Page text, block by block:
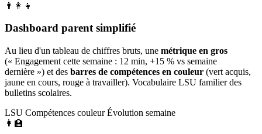
👨‍👩‍👧
Dashboard parent simplifié
Au lieu d'un tableau de chiffres bruts, une métrique en gros
(« Engagement cette semaine : 12 min, +15 % vs semaine
dernière ») et des barres de compétences en couleur (vert acquis,
jaune en cours, rouge à travailler). Vocabulaire LSU familier des
bulletins scolaires.
LSU Compétences couleur Évolution semaine
👩‍🏫